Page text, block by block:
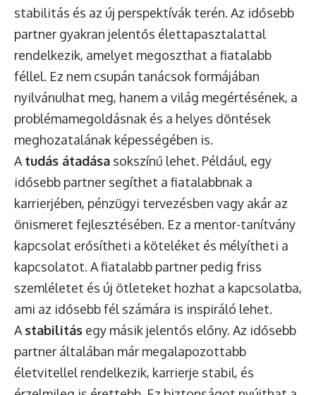
stabilitás és az új perspektívák terén. Az idősebb
partner gyakran jelentős élettapasztalattal
rendelkezik, amelyet megoszthat a fiatalabb
féllel. Ez nem csupán tanácsok formájában
nyilvánulhat meg, hanem a világ megértésének, a
problémamegoldásnak és a helyes döntések
meghozatalának képességében is.
A tudás átadása sokszínű lehet. Például, egy
idősebb partner segíthet a fiatalabbnak a
karrierjében, pénzügyi tervezésben vagy akár az
önismeret fejlesztésében. Ez a mentor-tanítvány
kapcsolat erősítheti a köteléket és mélyítheti a
kapcsolatot. A fiatalabb partner pedig friss
szemléletet és új ötleteket hozhat a kapcsolatba,
ami az idősebb fél számára is inspiráló lehet.
A stabilitás egy másik jelentős előny. Az idősebb
partner általában már megalapozottabb
életvitellel rendelkezik, karrierje stabil, és